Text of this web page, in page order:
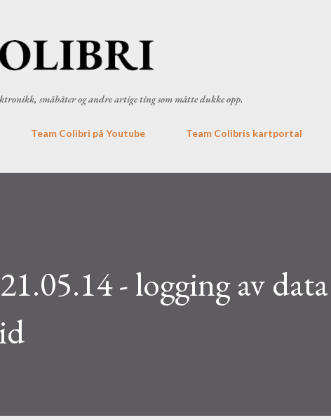
småbåter og andre artige ting som måtte dukke opp.
Team Colibri på Youtube Team Colibris kartportal
- logging av